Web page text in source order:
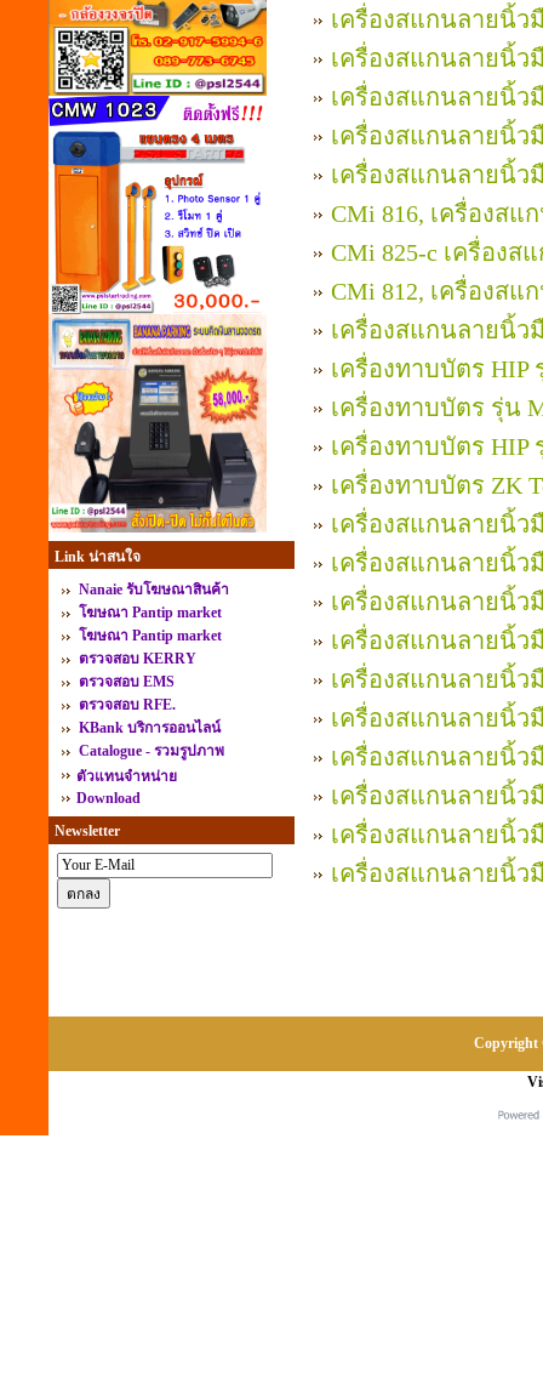
Link น่าสนใจ
Nanaie รับโฆษณาสินค้า
โฆษณา Pantip market
โฆษณา Pantip market
ตรวจสอบ KERRY
ตรวจสอบ EMS
ตรวจสอบ RFE.
KBank บริการออนไลน์
Catalogue - รวมรูปภาพ
ตัวแทนจำหน่าย
Download
Newsletter
เครื่องสแกนลายนิ้ว
เครื่องสแกนลายนิ้ว
เครื่องสแกนลายนิ้ว
เครื่องสแกนลายนิ้ว
เครื่องสแกนลายนิ้ว
CMi 816, เครื่องสแ
CMi 825-c เครื่องส
CMi 812, เครื่องสแ
เครื่องสแกนลายนิ้ว
เครื่องทาบบัตร HIP
เครื่องทาบบัตร รุ่น
เครื่องทาบบัตร HIP
เครื่องทาบบัตร ZK
เครื่องสแกนลายนิ้ว
เครื่องสแกนลายนิ้ว
เครื่องสแกนลายนิ้ว
เครื่องสแกนลายนิ้ว
เครื่องสแกนลายนิ้ว
เครื่องสแกนลายนิ้ว
เครื่องสแกนลายนิ้ว
เครื่องสแกนลายนิ้ว
เครื่องสแกนลายนิ้ว
เครื่องสแกนลายนิ้ว
Copyright